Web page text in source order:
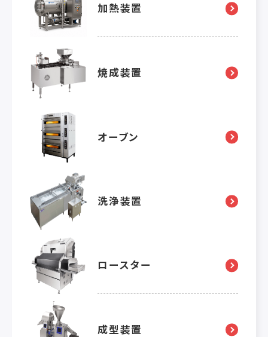
加熱装置
焼成装置
オーブン
洗浄装置
ロースター
成型装置